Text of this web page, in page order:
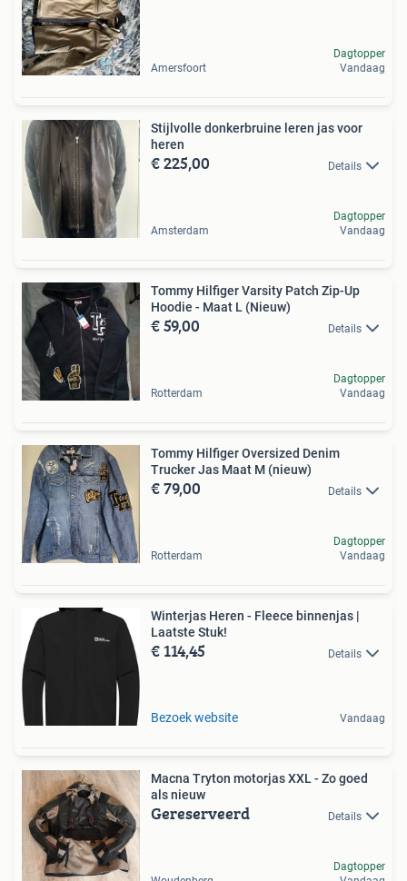
Amersfoort
Dagtopper
Vandaag
Stijlvolle donkerbruine leren jas voor
heren
€ 225,00 Details
Amsterdam
Dagtopper
Vandaag
Tommy Hilfiger Varsity Patch Zip-Up
Hoodie - Maat L (Nieuw)
€ 59,00 Details
Rotterdam
Dagtopper
Vandaag
Tommy Hilfiger Oversized Denim
Trucker Jas Maat M (nieuw)
€ 79,00 Details
Rotterdam
Dagtopper
Vandaag
Winterjas Heren - Fleece binnenjas |
Laatste Stuk!
€ 114,45 Details
Bezoek website Vandaag
Macna Tryton motorjas XXL - Zo goed
als nieuw
Gereserveerd Details
Dagtopper